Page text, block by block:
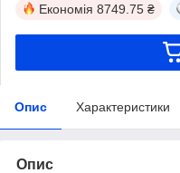
Економія 8749.75 ₴
Опис Характеристики
Опис